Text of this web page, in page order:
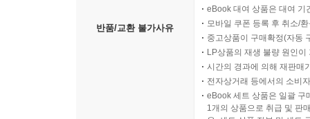
반품/교환 불가사유
eBook 대여 상품은 대여 기
모바일 쿠폰 등록 후 취소/
중고상품이 구매확정(자동
LP상품의 재생 불량 원인
시간의 경과에 의해 재판매
전자상거래 등에서의 소비
eBook 세트 상품은 일괄 구
1개의 상품으로 취급 및 판